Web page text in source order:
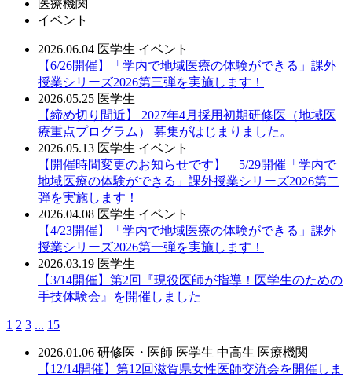
医療機関
イベント
2026.06.04 医学生 イベント
【6/26開催】「学内で地域医療の体験ができる」課外
授業シリーズ2026第三弾を実施します！
2026.05.25 医学生
【締め切り間近】 2027年4月採用初期研修医（地域医
療重点プログラム） 募集がはじまりました。
2026.05.13 医学生 イベント
【開催時間変更のお知らせです】 5/29開催「学内で
地域医療の体験ができる」課外授業シリーズ2026第二
弾を実施します！
2026.04.08 医学生 イベント
【4/23開催】「学内で地域医療の体験ができる」課外
授業シリーズ2026第一弾を実施します！
2026.03.19 医学生
【3/14開催】第2回『現役医師が指導！医学生のための
手技体験会』を開催しました
1 2 3 ... 15
2026.01.06 研修医・医師 医学生 中高生 医療機関
【12/14開催】第12回滋賀県女性医師交流会を開催しま